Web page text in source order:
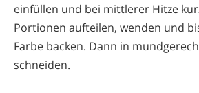
einfüllen und bei mittlerer Hitze
Portionen aufteilen, wenden und
Farbe backen. Dann in
schneiden.